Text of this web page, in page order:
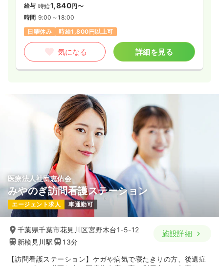
給与 時給1,840円〜
時間 9:00～18:00
日曜休み
時給1,800円以上可
気になる 詳細を見る
医療法人社団恵佑会
みやのぎ訪問看護ステーション
エージェント求人 車通勤可
千葉県千葉市花見川区宮野木台1-5-12
新検見川駅
13分
施設詳細
【訪問看護ステーション】ケガや病気で寝たきりの方、後遺症